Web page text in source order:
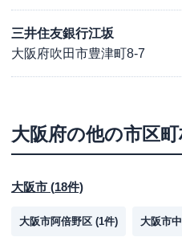
三井住友銀行江坂
大阪府吹田市豊津町8-7
大阪府の他の市区
大阪市 (18件)
大阪市阿倍野区 (1件) 大阪市